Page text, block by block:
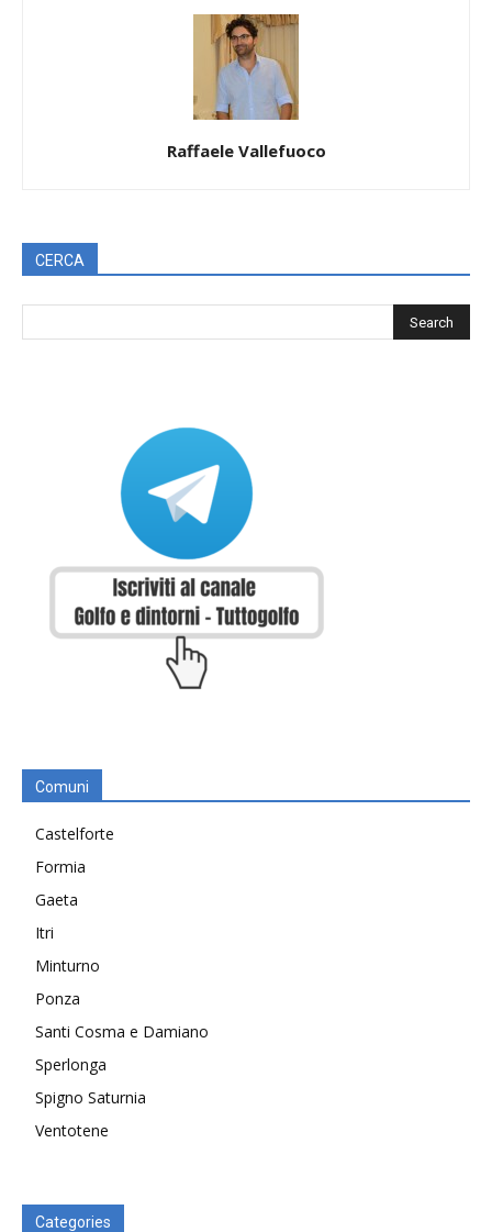
Raffaele Vallefuoco
CERCA
Comuni
Castelforte
Formia
Gaeta
Itri
Minturno
Ponza
Santi Cosma e Damiano
Sperlonga
Spigno Saturnia
Ventotene
Categories